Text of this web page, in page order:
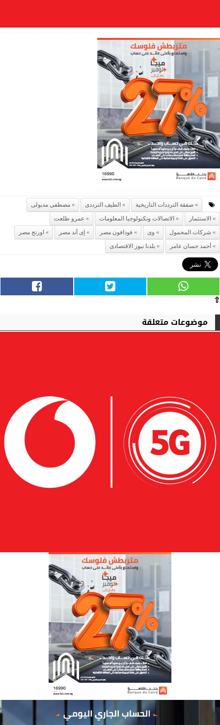
صفقة الترددات التاريخية الطيف الترددى
مصطفى مدبولى
الاستثمار
الاتصالات وتكنولوجيا المعلومات
عمرو طلعت
شركات المحمول
وى فودافون مصر إى أند مصر
اورنج مصر
أحمد حسان عامر
بلدنا نيوز الاقتصادى
⇧
موضوعات متعلقة